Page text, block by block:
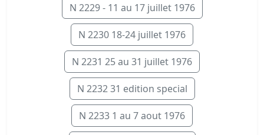
N 2229 - 11 au 17 juillet 1976
N 2230 18-24 juillet 1976
N 2231 25 au 31 juillet 1976
N 2232 31 edition special
N 2233 1 au 7 aout 1976